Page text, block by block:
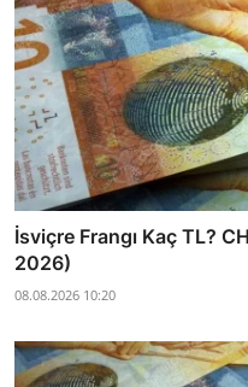
İsviçre Frangı Kaç TL?
2026)
08.08.2026 10:20